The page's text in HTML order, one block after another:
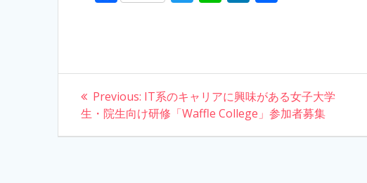
o
o
k
dI
n
Post
navigation
Previous: Previous
post:
IT系のキャリアに興味がある女子大学
生・院生向け研修「Waffle College」参加者募集